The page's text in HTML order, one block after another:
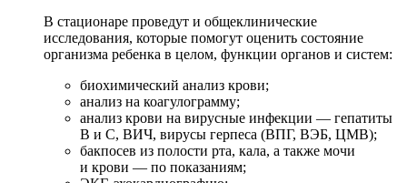
В стационаре проведут и общеклинические
исследования, которые помогут оценить состояние
организма ребенка в целом, функции органов и систем:
биохимический анализ крови;
анализ на коагулограмму;
анализ крови на вирусные инфекции — гепатиты
В и С, ВИЧ, вирусы герпеса (ВПГ, ВЭБ, ЦМВ);
бакпосев из полости рта, кала, а также мочи
и крови — по показаниям;